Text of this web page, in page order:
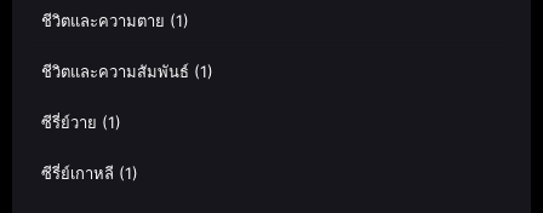
ชีวิตและความตาย (1)
ชีวิตและความสัมพันธ์ (1)
ซีรี่ย์วาย (1)
ซีรี่ย์เกาหลี (1)